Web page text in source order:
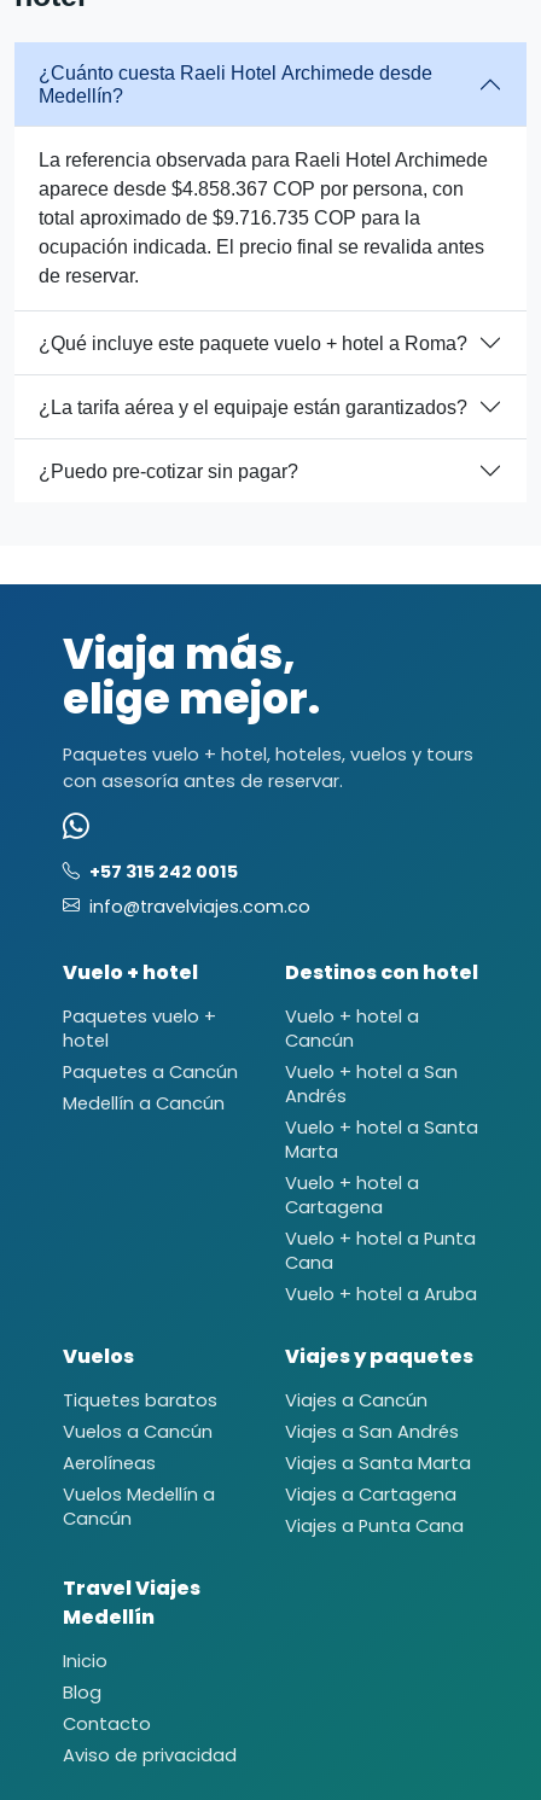
¿Cuánto cuesta Raeli Hotel Archimede desde
Medellín?
La referencia observada para Raeli Hotel Archimede
aparece desde $4.858.367 COP por persona, con
total aproximado de $9.716.735 COP para la
ocupación indicada. El precio final se revalida antes
de reservar.
¿Qué incluye este paquete vuelo + hotel a Roma?
¿La tarifa aérea y el equipaje están garantizados?
¿Puedo pre-cotizar sin pagar?
Viaja más,
elige mejor.
Paquetes vuelo + hotel, hoteles, vuelos y tours
con asesoría antes de reservar.
+57 315 242 0015
info@travelviajes.com.co
Vuelo + hotel
Paquetes vuelo +
hotel
Paquetes a Cancún
Medellín a Cancún
Destinos con hotel
Vuelo + hotel a
Cancún
Vuelo + hotel a San
Andrés
Vuelo + hotel a Santa
Marta
Vuelo + hotel a
Cartagena
Vuelo + hotel a Punta
Cana
Vuelo + hotel a Aruba
Vuelos
Tiquetes baratos
Vuelos a Cancún
Aerolíneas
Vuelos Medellín a
Cancún
Viajes y paquetes
Viajes a Cancún
Viajes a San Andrés
Viajes a Santa Marta
Viajes a Cartagena
Viajes a Punta Cana
Travel Viajes
Medellín
Inicio
Blog
Contacto
Aviso de privacidad